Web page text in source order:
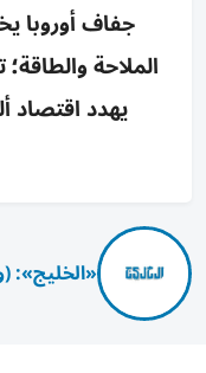
جفاف أوروبا
الملاحة
يهدد اقتصاد
«الخليج»: